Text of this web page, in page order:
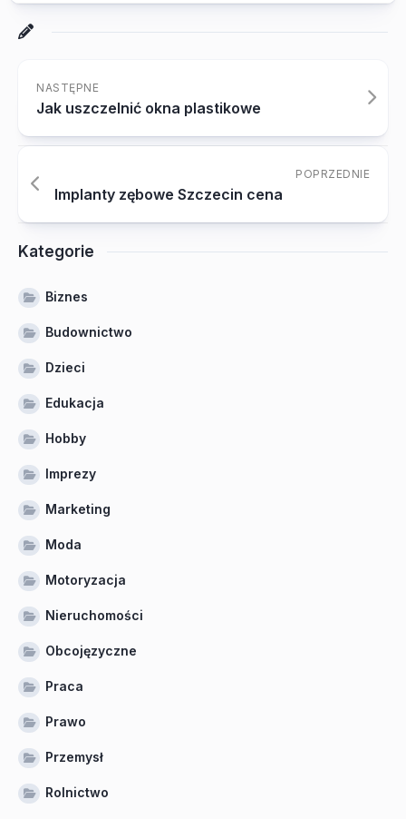
NASTĘPNE
Jak uszczelnić okna plastikowe
POPRZEDNIE
Implanty zębowe Szczecin cena
Kategorie
Biznes
Budownictwo
Dzieci
Edukacja
Hobby
Imprezy
Marketing
Moda
Motoryzacja
Nieruchomości
Obcojęzyczne
Praca
Prawo
Przemysł
Rolnictwo